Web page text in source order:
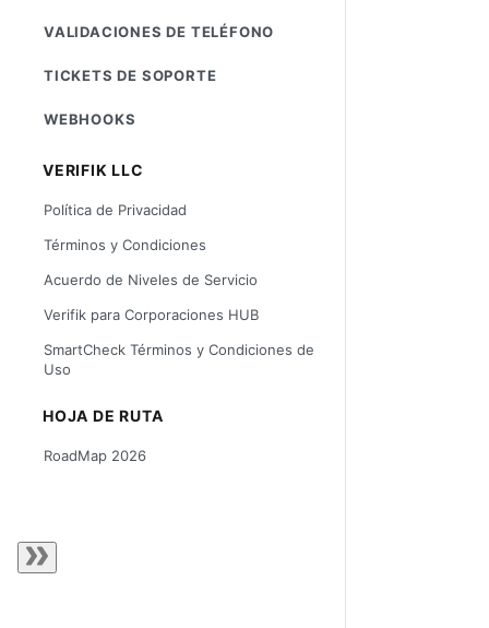
VALIDACIONES DE TELÉFONO
TICKETS DE SOPORTE
WEBHOOKS
VERIFIK LLC
Política de Privacidad
Términos y Condiciones
Acuerdo de Niveles de Servicio
Verifik para Corporaciones HUB
SmartCheck Términos y Condiciones de
Uso
HOJA DE RUTA
RoadMap 2026